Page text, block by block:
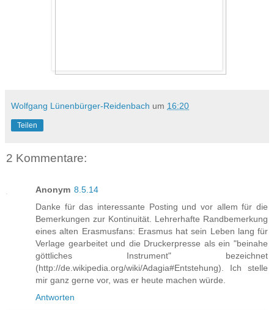
Wolfgang Lünenbürger-Reidenbach um 16:20
Teilen
2 Kommentare:
Anonym 8.5.14
Danke für das interessante Posting und vor allem für die
Bemerkungen zur Kontinuität. Lehrerhafte Randbemerkung
eines alten Erasmusfans: Erasmus hat sein Leben lang für
Verlage gearbeitet und die Druckerpresse als ein "beinahe
göttliches Instrument" bezeichnet
(http://de.wikipedia.org/wiki/Adagia#Entstehung). Ich stelle
mir ganz gerne vor, was er heute machen würde.
Antworten